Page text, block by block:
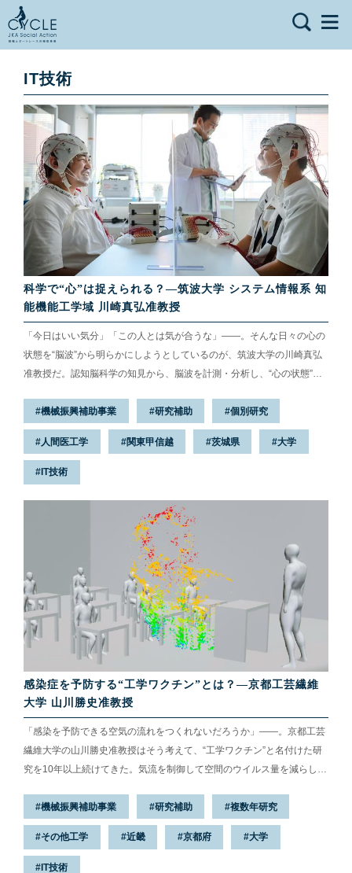
IT技術
科学で“心”は捉えられる？―筑波大学 システム情報系 知
能機能工学域 川崎真弘准教授
「今日はいい気分」「この人とは気が合うな」——。そんな日々の心の
状態を“脳波”から明らかにしようとしているのが、筑波大学の川崎真弘
准教授だ。認知脳科学の知見から、脳波を計測・分析し、“心の状態”を
えることができるのか。2021年8月、大学を訪れ、研究の最前線を聞い
た。
機械振興補助事業 研究補助 個別研究
人間医工学 関東甲信越 茨城県 大学
IT技術
感染症を予防する“工学ワクチン”とは？—京都工芸繊維
大学 山川勝史准教授
「感染を予防できる空気の流れをつくれないだろうか」——。京都工芸
繊維大学の山川勝史准教授はそう考えて、“工学ワクチン”と名付けた研
究を10年以上続けてきた。気流を制御して空間のウイルス量を減らし、
「使えない研究」と言われたこともあったというが、新型コロナウイル
スが大流行する今、国内外で大きな注目を集めている。工学ワクチンは
どう活用できるのか。2020年8月、最前線で研究が進む京都工芸繊維大
学の研究室を訪ねた。 「空気の流れ」でウイルスを減らす ディスプレ
機械振興補助事業 研究補助 複数年研究
その他工学 近畿 京都府 大学
IT技術